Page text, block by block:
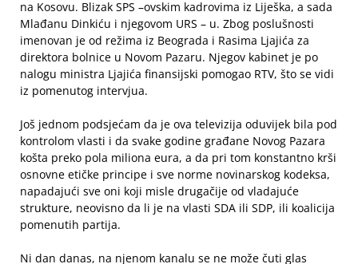
na Kosovu. Blizak SPS –ovskim kadrovima iz Liješka, a sada
Mlađanu Dinkiću i njegovom URS – u. Zbog poslušnosti
imenovan je od režima iz Beograda i Rasima Ljajića za
direktora bolnice u Novom Pazaru. Njegov kabinet je po
nalogu ministra Ljajića finansijski pomogao RTV, što se vidi
iz pomenutog intervjua.
Još jednom podsjećam da je ova televizija oduvijek bila pod
kontrolom vlasti i da svake godine građane Novog Pazara
košta preko pola miliona eura, a da pri tom konstantno krši
osnovne etičke principe i sve norme novinarskog kodeksa,
napadajući sve oni koji misle drugačije od vladajuće
strukture, neovisno da li je na vlasti SDA ili SDP, ili koalicija
pomenutih partija.
Ni dan danas, na njenom kanalu se ne može čuti glas